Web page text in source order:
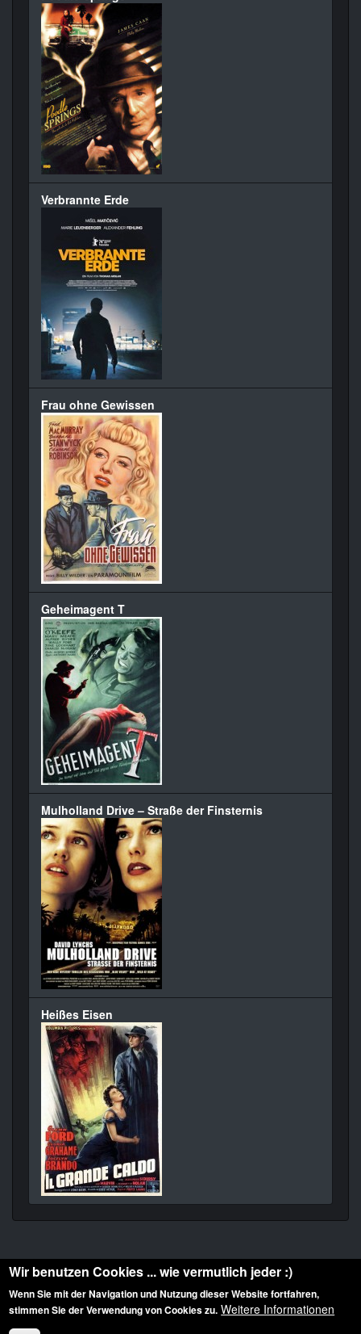
Verbrannte Erde
Frau ohne Gewissen
Geheimagent T
Mulholland Drive – Straße der Finsternis
Heißes Eisen
Diese Website ist urheberrechtlich geschützt: © 2010-2026 der Film Noir de. Alle
Rechte vorbehalten.
Wir benutzen Cookies ... wie vermutlich jeder :)
Wenn Sie mit der Navigation und Nutzung dieser Website fortfahren,
stimmen Sie der Verwendung von Cookies zu. Weitere Informationen